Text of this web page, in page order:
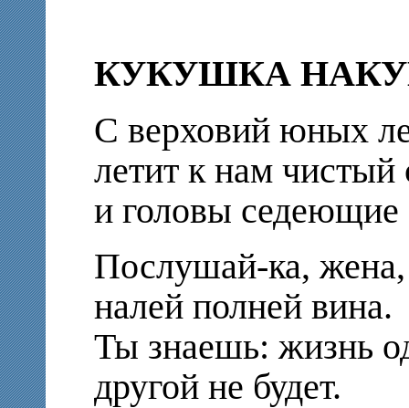
КУКУШКА
С верховий юных
летит к нам чистый
и головы седеющие
Послушай-ка,
налей полней вина.
Ты знаешь: жизнь
другой не будет.